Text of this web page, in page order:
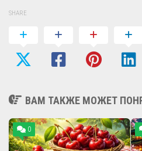
SHARE
ВАМ ТАКЖЕ МОЖЕТ
0